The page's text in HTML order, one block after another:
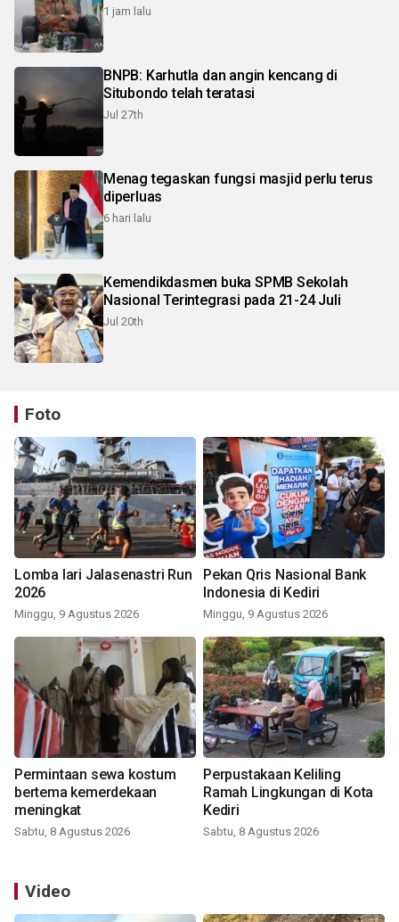
1 jam lalu
BNPB: Karhutla dan angin kencang di
Situbondo telah teratasi
Jul 27th
Menag tegaskan fungsi masjid perlu terus
diperluas
6 hari lalu
Kemendikdasmen buka SPMB Sekolah
Nasional Terintegrasi pada 21-24 Juli
Jul 20th
Foto
Lomba lari Jalasenastri Run
2026
Minggu, 9 Agustus 2026
Pekan Qris Nasional Bank
Indonesia di Kediri
Minggu, 9 Agustus 2026
Permintaan sewa kostum
bertema kemerdekaan
meningkat
Sabtu, 8 Agustus 2026
Perpustakaan Keliling
Ramah Lingkungan di Kota
Kediri
Sabtu, 8 Agustus 2026
Video